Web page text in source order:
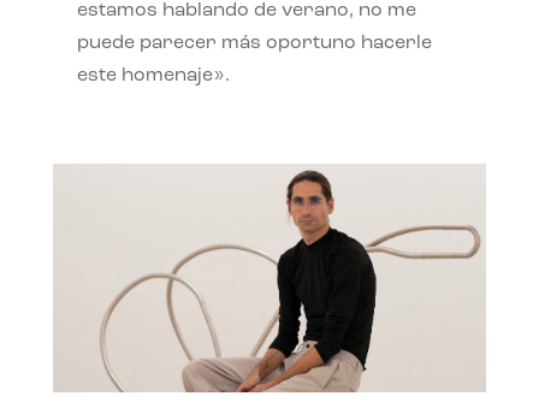
estamos hablando de verano, no me
puede parecer más oportuno hacerle
este homenaje».